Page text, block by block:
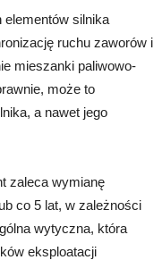
silnika
ruchu zaworów i
mieszanki paliwowo-
może to
a nawet jego
zaleca wymianę
co 5 lat, w zależności
wytyczna, która
eksploatacji